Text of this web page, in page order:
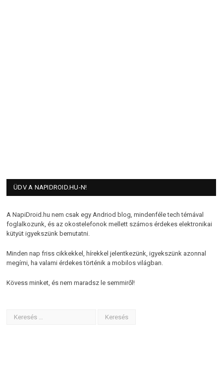
ÜDV A NAPIDROID.HU-N!
A NapiDroid.hu nem csak egy Andriod blog, mindenféle tech témával
foglalkozunk, és az okostelefonok mellett számos érdekes elektronikai
kütyüt igyekszünk bemutatni.
Minden nap friss cikkekkel, hírekkel jelentkezünk, igyekszünk azonnal
megírni, ha valami érdekes történik a mobilos világban.
Kövess minket, és nem maradsz le semmiről!